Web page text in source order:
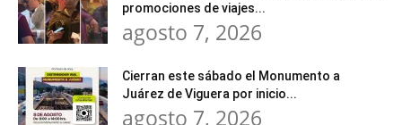
promociones de viajes...
agosto 7, 2026
Cierran este sábado el Monumento a
Juárez de Viguera por inicio...
agosto 7, 2026